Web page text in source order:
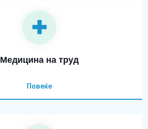
Медицина на труд
Повеќе